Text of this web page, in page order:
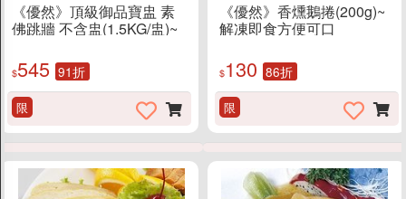
《優然》頂級御品寶盅 素
佛跳牆 不含盅(1.5KG/盅)~
首選美餚
$545 91折
限
《優然》香燻鵝捲(200g)~
解凍即食方便可口
$130 86折
限